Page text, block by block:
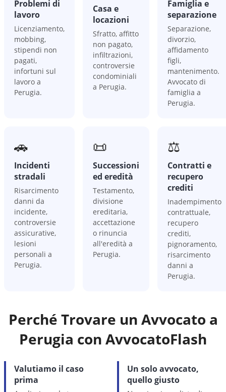
Problemi di
lavoro
Licenziamento,
mobbing,
stipendi non
pagati,
infortuni sul
lavoro a
Perugia.
Casa e
locazioni
Sfratto, affitto
non pagato,
infiltrazioni,
controversie
condominiali
a Perugia.
Famiglia e
separazione
Separazione,
divorzio,
affidamento
figli,
mantenimento.
Avvocato di
famiglia a
Perugia.
🚗
Incidenti
stradali
Risarcimento
danni da
incidente,
controversie
assicurative,
lesioni
personali a
Perugia.
📜
Successioni
ed eredità
Testamento,
divisione
ereditaria,
accettazione
o rinuncia
all'eredità a
Perugia.
⚖️
Contratti e
recupero
crediti
Inadempimento
contrattuale,
recupero
crediti,
pignoramento,
risarcimento
danni a
Perugia.
Perché Trovare un Avvocato a
Perugia con AvvocatoFlash
Valutiamo il caso
prima
Un solo avvocato,
quello giusto